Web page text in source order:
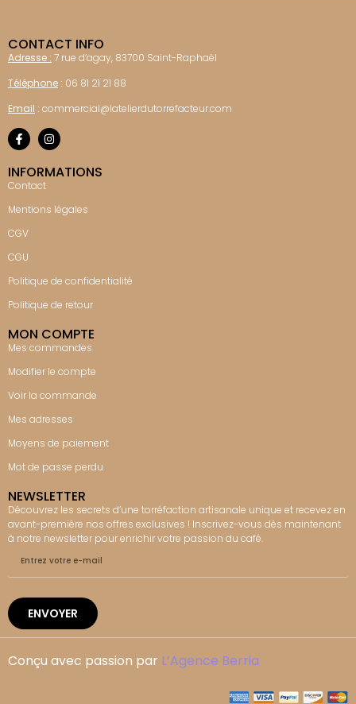
CONTACT INFO
Adresse : 7 rue d’agay, 83700 Saint-Raphaël
Téléphone : 06 81 21 21 88
Email : commercial@latelierdutorrefacteur.com
INFORMATIONS
Contact
Mentions légales
CGV
CGU
Politique de confidentialité
Politique de retour
MON COMPTE
Mes commandes
Modifier le compte
Voir la commande
Mes adresses
Moyens de paiement
Mot de passe perdu
NEWSLETTER
Découvrez les secrets d’une torréfaction artisanale unique et recevez en
avant-première nos offres exclusives ! Inscrivez-vous dès maintenant
à notre newsletter pour enrichir votre passion du café.
ENVOYER
Conçu avec passion par L’Agence Berria